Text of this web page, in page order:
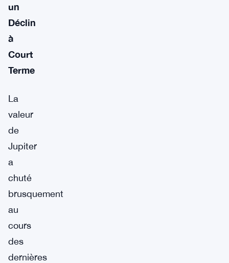
un
Déclin
à
Court
Terme
La
valeur
de
Jupiter
a
chuté
brusquement
au
cours
des
dernières